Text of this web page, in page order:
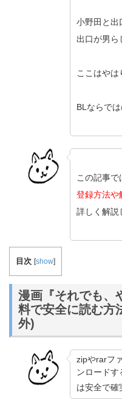
小野田と出
出口が男ら
ここはやは
BLならで
この記事
登録方法や
詳しく解説
目次 [show]
漫画『それでも、
料で安全に読む方
外)
zipやrarフ
ンロード
は安全で確